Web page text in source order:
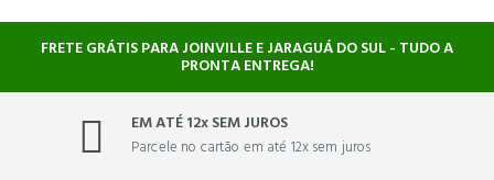
FRETE GRÁTIS PARA JOINVILLE E JARAGUÁ DO SUL - TUDO A
PRONTA ENTREGA!
EM ATÉ 12x SEM JUROS
Parcele no cartão em até 12x sem juros